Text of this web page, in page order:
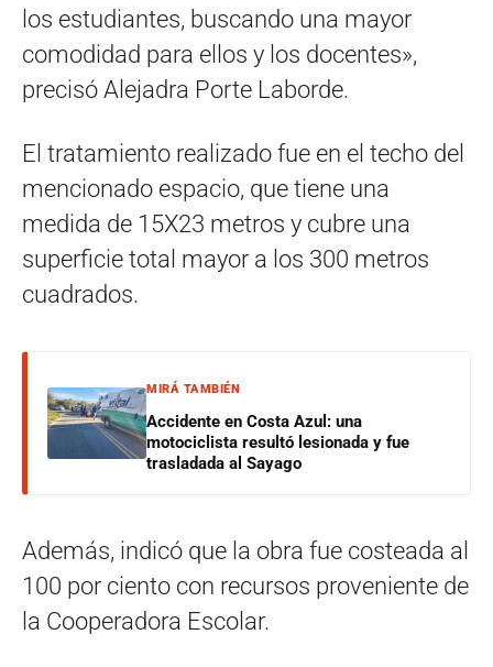
los estudiantes, buscando una mayor
comodidad para ellos y los docentes»,
precisó Alejadra Porte Laborde.
El tratamiento realizado fue en el techo del
mencionado espacio, que tiene una
medida de 15X23 metros y cubre una
superficie total mayor a los 300 metros
cuadrados.
MIRÁ TAMBIÉN
Accidente en Costa Azul: una
motociclista resultó lesionada y fue
trasladada al Sayago
Además, indicó que la obra fue costeada al
100 por ciento con recursos proveniente de
la Cooperadora Escolar.